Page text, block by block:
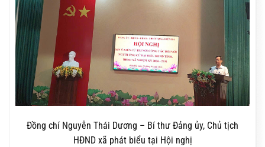
Đồng chí Nguyễn Thái Dương – Bí thư Đảng ủy, Chủ tịch
HĐND xã phát biểu tại Hội nghị